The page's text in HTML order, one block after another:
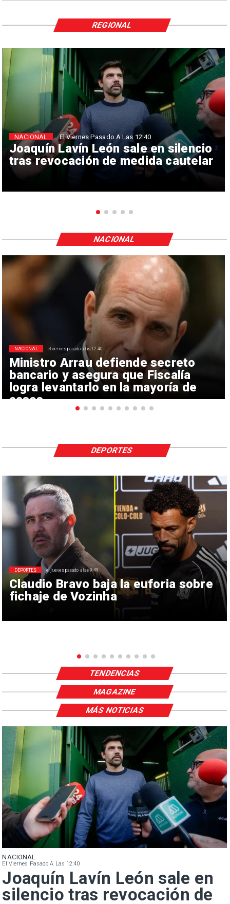
Joaquín Lavín León sale en silencio
tras revocación de medida cautelar
NACIONAL El Viernes Pasado A Las 12:40
REGIONAL
Ministro Arrau defiende secreto
bancario y asegura que Fiscalía
logra levantarlo en la mayoría de
casos
NACIONAL el viernes pasado a las 12:40
NACIONAL
Claudio Bravo baja la euforia sobre
fichaje de Vozinha
DEPORTES el jueves pasado a las 9:49
DEPORTES
TENDENCIAS
MAGAZINE
NACIONAL
El Viernes Pasado A Las 12:40
Joaquín Lavín León sale en
silencio tras revocación de
MÁS NOTICIAS